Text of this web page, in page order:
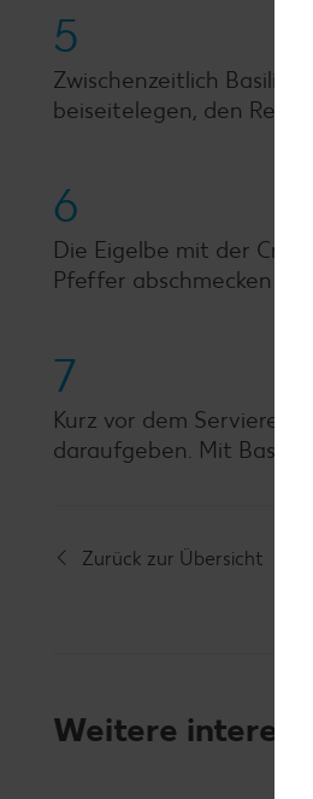
5
Zwischenzeitlich
beiseitelegen, den Rest
6
Die Eigelbe mit der
Pfeffer abschmecken
7
Kurz vor dem Servieren
daraufgeben. Mit
Zurück zur Übersicht
Weitere